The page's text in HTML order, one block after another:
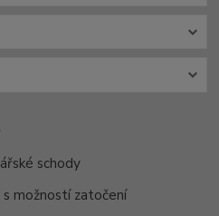
schody
možností zatočení